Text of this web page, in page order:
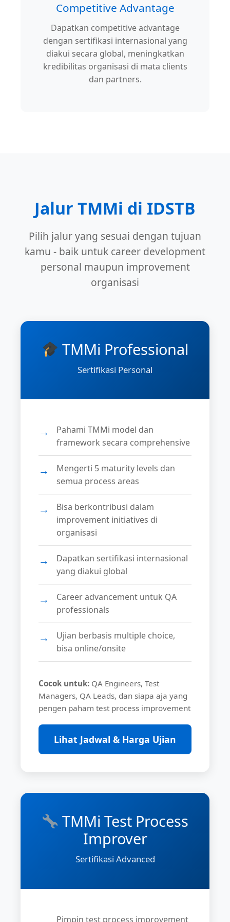
Competitive Advantage
Dapatkan competitive advantage
dengan sertifikasi internasional yang
diakui secara global, meningkatkan
kredibilitas organisasi di mata clients
dan partners.
Jalur TMMi di IDSTB
Pilih jalur yang sesuai dengan tujuan
kamu - baik untuk career development
personal maupun improvement
organisasi
TMMi Professional
Sertifikasi Personal
Pahami TMMi model dan
framework secara comprehensive
Mengerti 5 maturity levels dan
semua process areas
Bisa berkontribusi dalam
improvement initiatives di
organisasi
Dapatkan sertifikasi internasional
yang diakui global
Career advancement untuk QA
professionals
Ujian berbasis multiple choice,
bisa online/onsite
Cocok untuk: QA Engineers, Test
Managers, QA Leads, dan siapa aja yang
pengen paham test process improvement
Lihat Jadwal & Harga Ujian
TMMi Test Process
Improver
Sertifikasi Advanced
Pimpin test process improvement